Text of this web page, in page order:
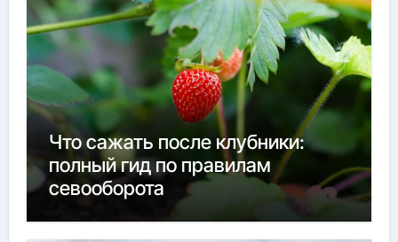
Что сажать после клубники:
полный гид по правилам
севооборота